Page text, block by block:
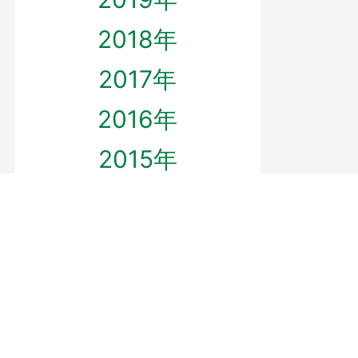
2018年
2017年
2016年
2015年